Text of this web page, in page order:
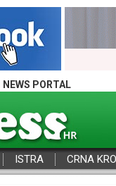
NEWS PORTAL
ISTRA CRNA